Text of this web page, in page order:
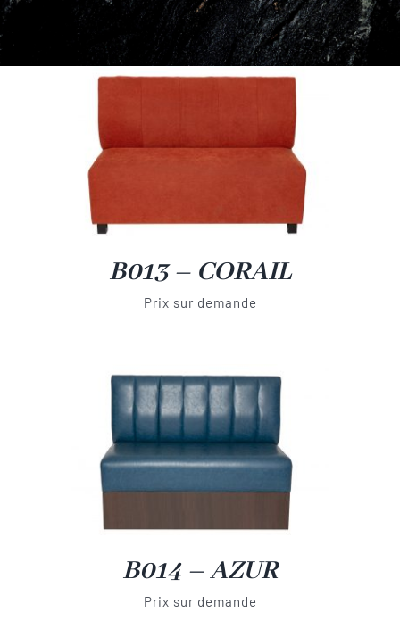
Contact
B013 – CORAIL
Prix sur demande
B014 – AZUR
Prix sur demande